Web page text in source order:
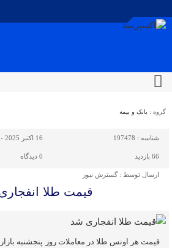
گروه : بانک و بیمه
شناسه : 197478 16 اکتبر 2025 - 14:36
66 بازدید 0 دیدگاه
ارسال توسط :گسترش نیوز
قیمت طلا
قیمت هر اونس طلا در معاملات روز پنجشنبه